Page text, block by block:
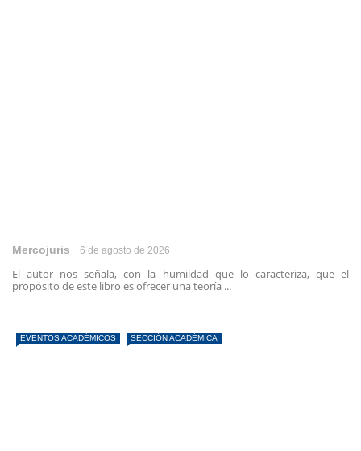
Mercojuris 6 de agosto de 2026
El autor nos señala, con la humildad que lo caracteriza, que el
propósito de este libro es ofrecer una teoría ...
EVENTOS ACADÉMICOS SECCIÓN ACADÉMICA